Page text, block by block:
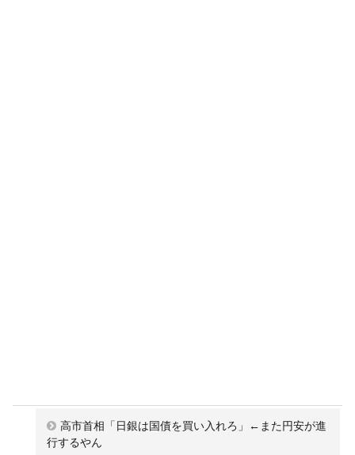
高市首相「日銀は国債を買い入れろ」←また円安が進
行するやん